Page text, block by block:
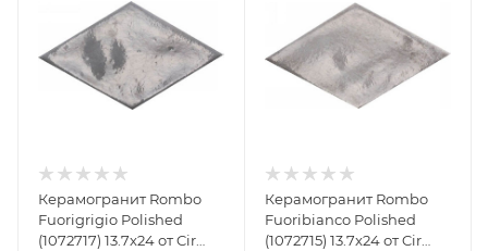
Керамогранит Rombo
Fuorigrigio Polished
(1072717) 13.7x24 от Cir
Керамогранит Rombo
Fuoribianco Polished
(1072715) 13.7x24 от Cir